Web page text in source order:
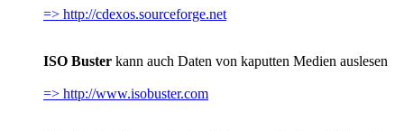
=> http://cdexos.sourceforge.net
ISO Buster kann auch Daten von kaputten Medien auslesen
=> http://www.isobuster.com